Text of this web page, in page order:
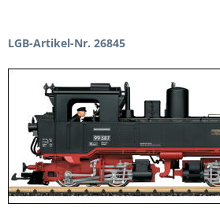
LGB-Artikel-Nr. 26845